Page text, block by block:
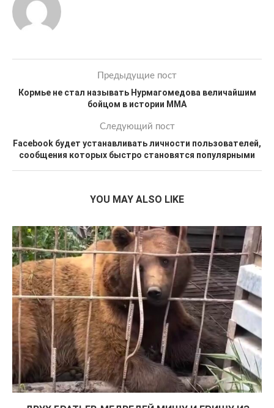
Предыдущие пост
Кормье не стал называть Нурмагомедова величайшим
бойцом в истории MMA
Следующий пост
Facebook будет устанавливать личности пользователей,
сообщения которых быстро становятся популярными
YOU MAY ALSO LIKE